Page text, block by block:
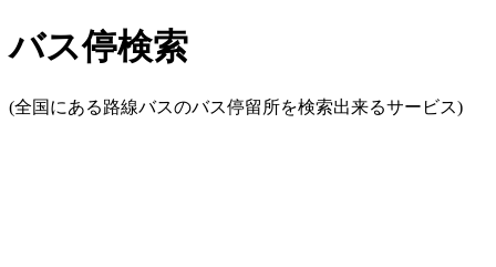
バス停検索
(全国にある路線バスのバス停留所を検索出来るサービス)